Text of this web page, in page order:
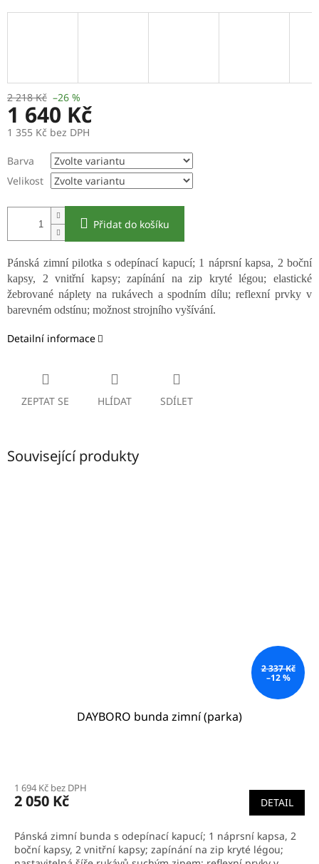
2 218 Kč –26 %
1 640 Kč
1 355 Kč bez DPH
cena:
Barva
Velikost
Přidat do košíku
Pánská zimní pilotka s odepínací kapucí; 1 náprsní kapsa, 2 boční
kapsy, 2 vnitřní kapsy; zapínání na zip kryté légou; elastické
žebrované náplety na rukávech a spodním dílu; reflexní prvky v
barevném odstínu; možnost strojního vyšívání.
Detailní informace
ZEPTAT SE HLÍDAT SDÍLET
Související produkty
2 337 Kč
–12 %
DAYBORO bunda zimní (parka)
1 694 Kč bez DPH
2 050 Kč DETAIL
Pánská zimní bunda s odepínací kapucí; 1 náprsní kapsa, 2
boční kapsy, 2 vnitřní kapsy; zapínání na zip kryté légou;